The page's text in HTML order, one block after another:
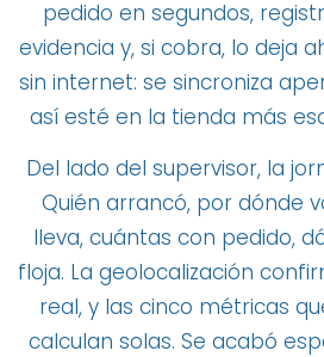
pedido en segundos,
evidencia y, si cobra, lo deja
sin internet: se sincroniza
así esté en la tienda más
Del lado del supervisor, la
Quién arrancó, por dónde
lleva, cuántas con pedido,
floja. La geolocalización
real, y las cinco métricas
calculan solas. Se acabó